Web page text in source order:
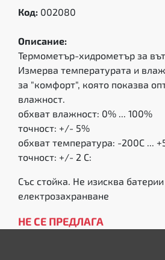
Код: 002080
Описание:
Термометър-хидрометър за
Измерва температурата и
за "комфорт", която показва
влажност.
обхват влажност: 0% ... 100%
точност: +/- 5%
обхват температура: -200C ...
точност: +/- 2 C:
Със стойка. Не изисква
електрозахранване
НЕ СЕ ПРЕДЛАГА